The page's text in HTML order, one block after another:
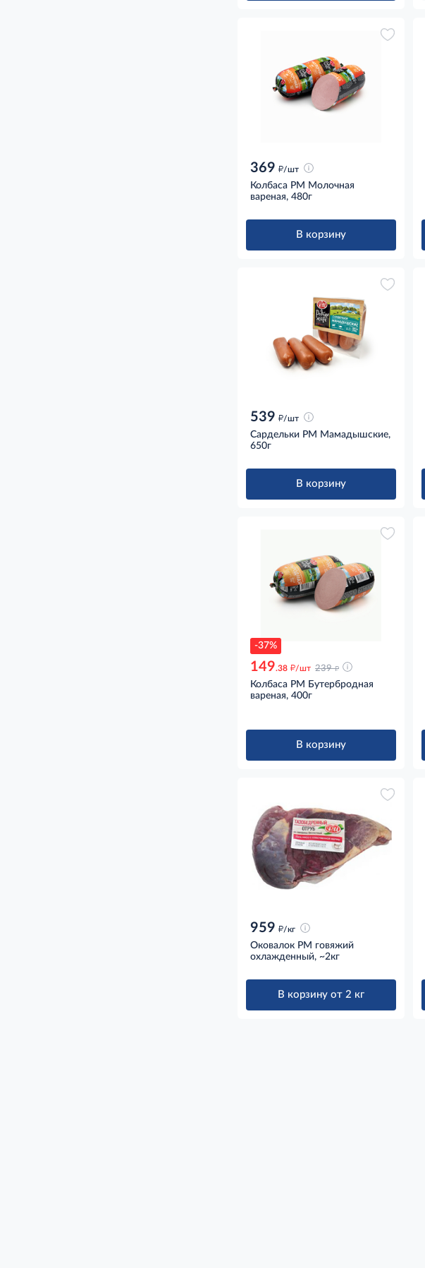
369 д/шт
Колбаса РМ Молочная
вареная, 480г
В корзину
539 д/шт
Сардельки РМ Мамадышские,
650г
В корзину
-37%
149.38 д/шт 239 д
Колбаса РМ Бутербродная
вареная, 400г
В корзину
959 д/кг
Оковалок РМ говяжий
охлажденный, ~2кг
В корзину от 2 кг